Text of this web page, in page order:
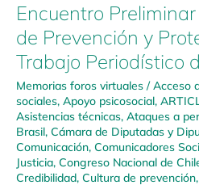
Encuentro
de Prevención y
Trabajo Periodístico
Memorias foros virtuales /Acceso
sociales, Apoyo psicosocial,
Asistencias técnicas, Ataques a
Brasil, Cámara de Diputadas y
Comunicación, Comunicadores
Justicia, Congreso Nacional de
Credibilidad, Cultura de prevención,